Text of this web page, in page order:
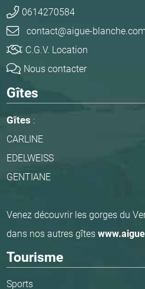
0614270584
contact@aigue-blanche.com
C.G.V. Location
Nous contacter
Gîtes
Gîtes :
CARLINE
EDELWEISS
GENTIANE
Venez découvrir les gorges du
dans nos autres gîtes
Tourisme
Sports